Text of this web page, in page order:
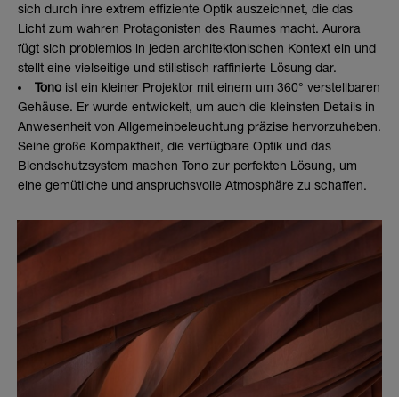
sich durch ihre extrem effiziente Optik auszeichnet, die das
Licht zum wahren Protagonisten des Raumes macht. Aurora
fügt sich problemlos in jeden architektonischen Kontext ein und
stellt eine vielseitige und stilistisch raffinierte Lösung dar.
Tono ist ein kleiner Projektor mit einem um 360° verstellbaren
Gehäuse. Er wurde entwickelt, um auch die kleinsten Details in
Anwesenheit von Allgemeinbeleuchtung präzise hervorzuheben.
Seine große Kompaktheit, die verfügbare Optik und das
Blendschutzsystem machen Tono zur perfekten Lösung, um
eine gemütliche und anspruchsvolle Atmosphäre zu schaffen.